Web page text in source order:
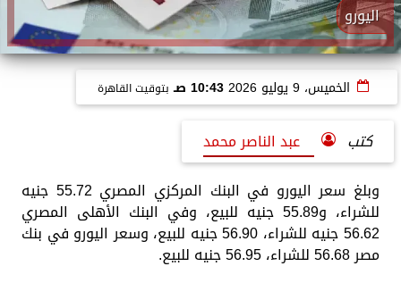
اليورو
الخميس، 9 يوليو 2026 10:43 صـ بتوقيت القاهرة
كتب
عبد الناصر محمد
وبلغ سعر اليورو في البنك المركزي المصري 55.72 جنيه
للشراء، و55.89 جنيه للبيع، وفي البنك الأهلى المصري
56.62 جنيه للشراء، 56.90 جنيه للبيع، وسعر اليورو في بنك
مصر 56.68 للشراء، 56.95 جنيه للبيع.